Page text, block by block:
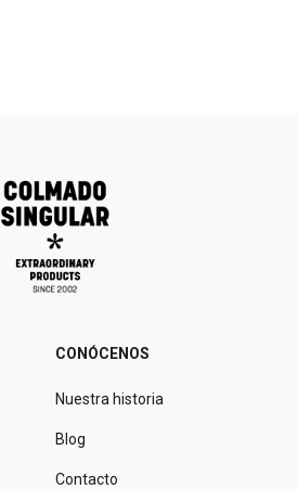
CONÓCENOS
Nuestra historia
Blog
Contacto